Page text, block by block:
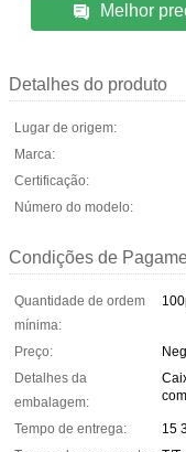
Melhor
Detalhes do produto
Lugar de origem:
Marca:
Certificação:
Número do modelo:
Condições de
Quantidade de ordem
mínima:
Preço:
Detalhes da
embalagem:
Tempo de entrega:
15